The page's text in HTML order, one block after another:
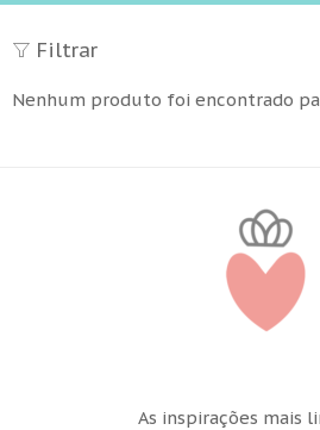
Filtrar
Nenhum produto foi encontrado
As inspirações mais